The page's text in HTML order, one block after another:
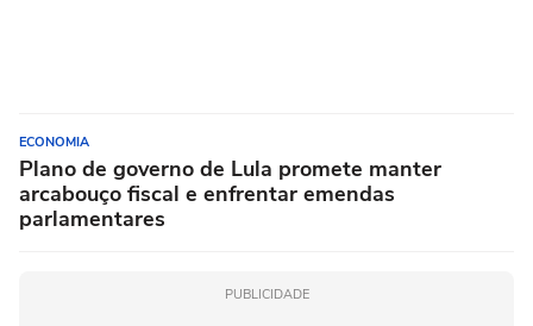
ECONOMIA
Plano de governo de Lula promete manter
arcabouço fiscal e enfrentar emendas
parlamentares
PUBLICIDADE